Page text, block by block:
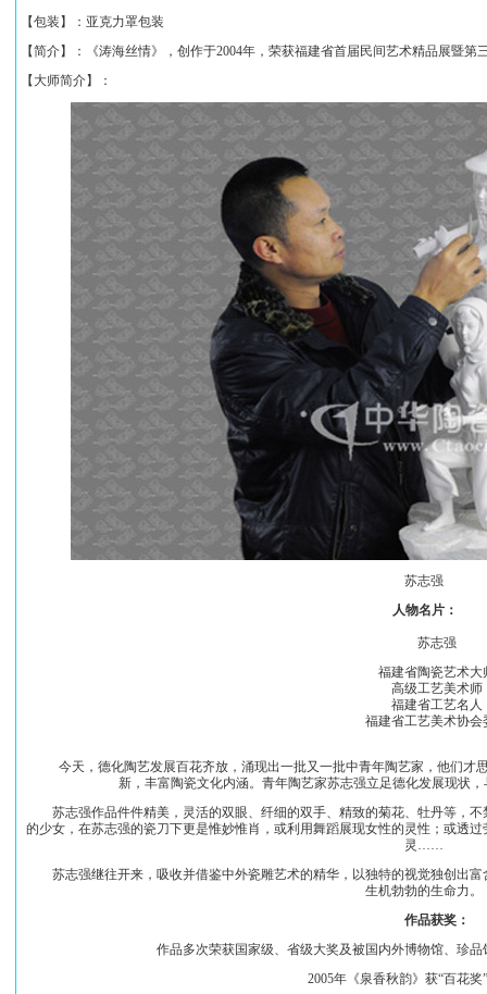
【包装】：亚克力罩包装
【简介】：《涛海丝情》，创作于2004年，荣获福建省首届民间艺术精品展暨
【大师简介】：
苏志强
人物名片：
苏志强
福建省陶瓷艺术大
高级工艺美术师
福建省工艺名人
福建省工艺美术协会
今天，德化陶艺发展百花齐放，涌现出一批又一批中青年陶艺家，他们才
新，丰富陶瓷文化内涵。青年陶艺家苏志强立足德化发展现状
苏志强作品件件精美，灵活的双眼、纤细的双手、精致的菊花、牡丹等，不
的少女，在苏志强的瓷刀下更是惟妙惟肖，或利用舞蹈展现女性的灵性；或透
灵……
苏志强继往开来，吸收并借鉴中外瓷雕艺术的精华，以独特的视觉独创出富
生机勃勃的生命力。
作品获奖：
作品多次荣获国家级、省级大奖及被国内外博物馆、珍品
2005年《泉香秋韵》获“百花奖